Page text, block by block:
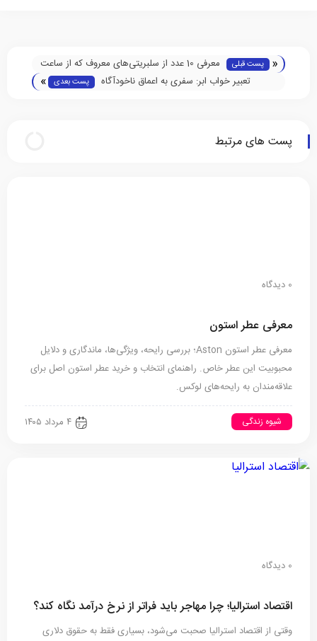
« پست قبلی
معرفی 10 عدد از سلبریتی‌های معروف که از ساعت
کاسیو استفاده میکنند!
تعبیر خواب ابر: سفری به اعماق ناخودآگاه پست بعدی »
پست های مرتبط
0 دیدگاه
معرفی عطر استون
معرفی عطر استون Aston؛ بررسی رایحه، ویژگی‌ها، ماندگاری و دلایل
محبوبیت این عطر خاص. راهنمای انتخاب و خرید عطر استون اصل برای
علاقه‌مندان به رایحه‌های لوکس.
شیوه زندگی ۴ مرداد ۱۴۰۵
0 دیدگاه
اقتصاد استرالیا⁠؛ چرا مهاجر باید فراتر از نرخ درآمد نگاه کند⁠؟‏
وقتی از اقتصاد استرالیا صحبت می‌شود⁠، بسیاری فقط به حقوق دلاری